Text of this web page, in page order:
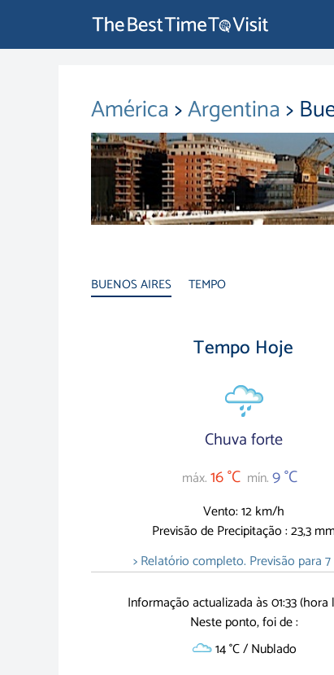
América>Argentina>
BUENOS AIRES TEMPO
Tempo Hoje
Chuva forte
máx.16 °C mín.9 °C
Vento: 12 km/h
Previsão de Precipitação : 23,3
> Relatório completo. Previsão para 7
Informação actualizada às 01:33 (hora
Neste ponto, foi de :
14 °C / Nublado